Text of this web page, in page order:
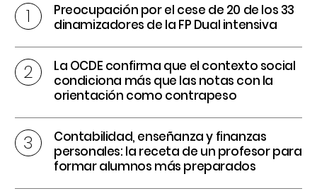
Preocupación por el cese de 20 de los 33
dinamizadores de la FP Dual intensiva
La OCDE confirma que el contexto social
condiciona más que las notas con la
orientación como contrapeso
Contabilidad, enseñanza y finanzas
personales: la receta de un profesor para
formar alumnos más preparados